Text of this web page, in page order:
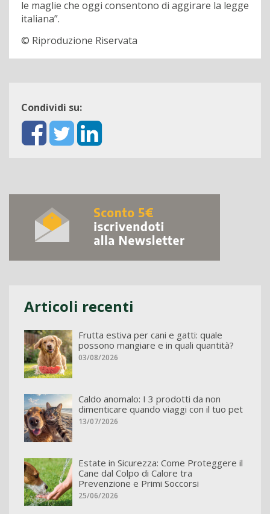
le maglie che oggi consentono di aggirare la legge
italiana”.
© Riproduzione Riservata
Condividi su:
Articoli recenti
Frutta estiva per cani e gatti: quale
possono mangiare e in quali quantità?
03/08/2026
Caldo anomalo: I 3 prodotti da non
dimenticare quando viaggi con il tuo pet
13/07/2026
Estate in Sicurezza: Come Proteggere il
Cane dal Colpo di Calore tra
Prevenzione e Primi Soccorsi
25/06/2026